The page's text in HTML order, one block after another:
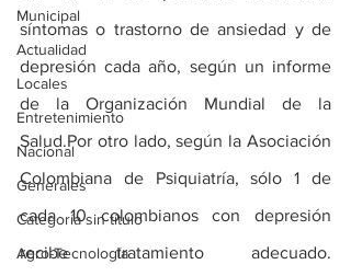
Municipal
Actualidad
Locales
Entretenimiento
Nacional
Generales
Categoría sin título
Agro-Tecnología
síntomas o trastorno de ansiedad y de
depresión cada año, según un informe
de la Organización Mundial de la
Salud.Por otro lado, según la Asociación
Colombiana de Psiquiatría, sólo 1 de
cada 10 colombianos con depresión
recibe tratamiento adecuado.